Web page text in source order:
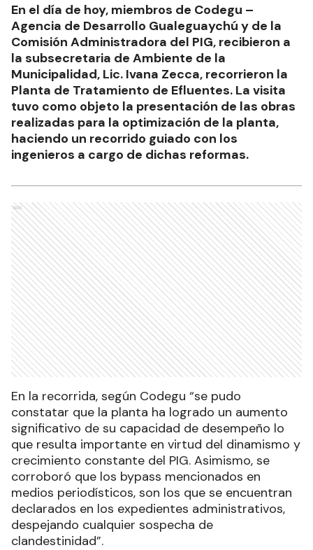
En el día de hoy, miembros de Codegu –
Agencia de Desarrollo Gualeguaychú y de la
Comisión Administradora del PIG, recibieron a
la subsecretaria de Ambiente de la
Municipalidad, Lic. Ivana Zecca, recorrieron la
Planta de Tratamiento de Efluentes. La visita
tuvo como objeto la presentación de las obras
realizadas para la optimización de la planta,
haciendo un recorrido guiado con los
ingenieros a cargo de dichas reformas.
Ads
En la recorrida, según Codegu “se pudo
constatar que la planta ha logrado un aumento
significativo de su capacidad de desempeño lo
que resulta importante en virtud del dinamismo y
crecimiento constante del PIG. Asimismo, se
corroboró que los bypass mencionados en
medios periodísticos, son los que se encuentran
declarados en los expedientes administrativos,
despejando cualquier sospecha de
clandestinidad”.